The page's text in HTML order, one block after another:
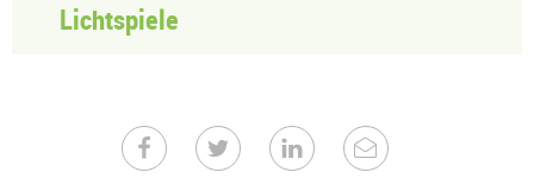
Lichtspiele